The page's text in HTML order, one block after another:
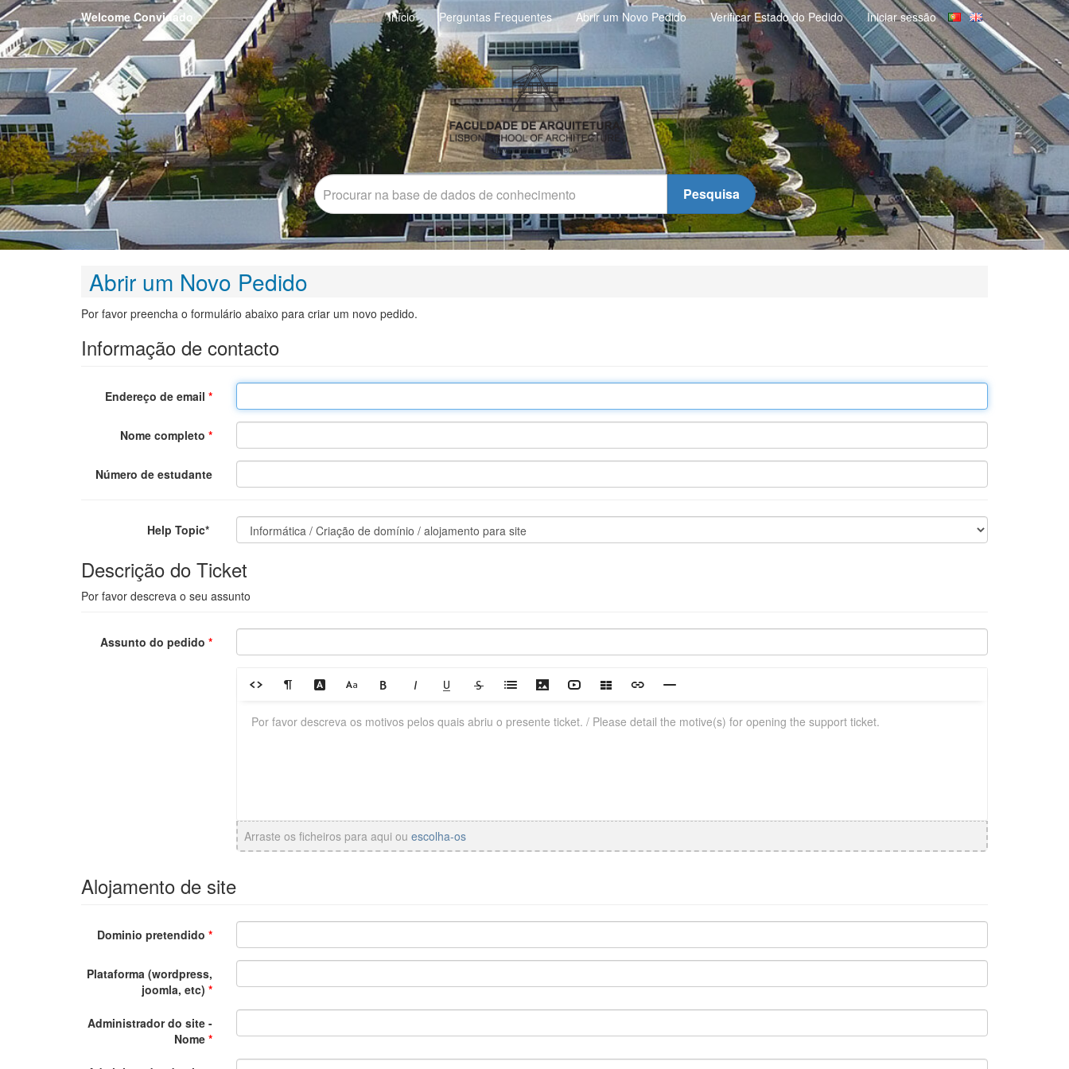
Welcome Convidado Início Perguntas Frequentes Abrir um Novo Pedido Verificar Estado do Pedido Iniciar sessão
Pesquisa
Abrir um Novo Pedido
Por favor preencha o formulário abaixo para criar um novo pedido.
Informação de contacto
Endereço de email *
Nome completo *
Número de estudante
Help Topic*
Descrição do Ticket
Por favor descreva o seu assunto
Assunto do pedido *
Arraste os ficheiros para aqui ou escolha-os
Alojamento de site
Dominio pretendido *
Plataforma (wordpress,
joomla, etc) *
Administrador do site -
Nome *